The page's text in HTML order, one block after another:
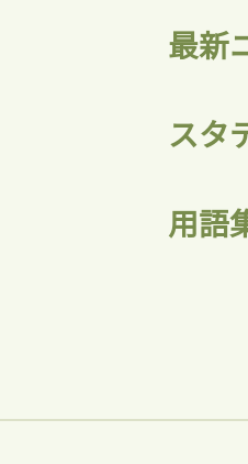
最新
スタ
用語